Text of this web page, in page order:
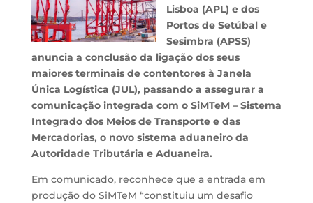
Lisboa (APL) e dos
Portos de Setúbal e
Sesimbra (APSS)
anuncia a conclusão da ligação dos seus
maiores terminais de contentores à Janela
Única Logística (JUL), passando a assegurar a
comunicação integrada com o SiMTeM – Sistema
Integrado dos Meios de Transporte e das
Mercadorias, o novo sistema aduaneiro da
Autoridade Tributária e Aduaneira.
Em comunicado, reconhece que a entrada em
produção do SiMTeM “constituiu um desafio